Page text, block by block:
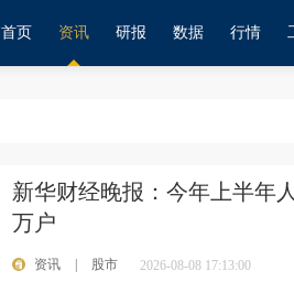
首页 资讯 研报 数据 行情
新华财经晚报：今年上半年
万户
资讯 股市 2026-08-08 17:13:00